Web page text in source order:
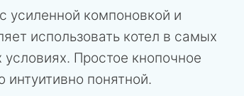
усиленной компоновкой и
использовать котел в самых
Простое кнопочное
интуитивно понятной.